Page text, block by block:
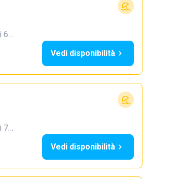
6…
Vedi disponibilità
7…
Vedi disponibilità